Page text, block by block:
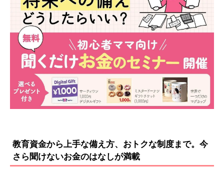
教育資金から上手な備え方、おトクな制度まで。今
さら聞けないお金のはなしが満載